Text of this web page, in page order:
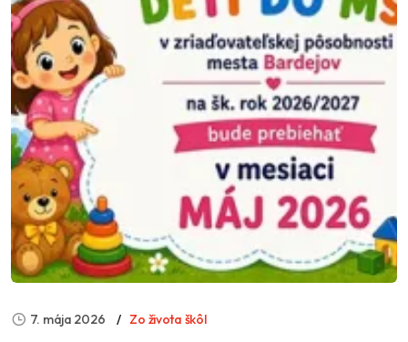
7. mája 2026 Zo života škôl